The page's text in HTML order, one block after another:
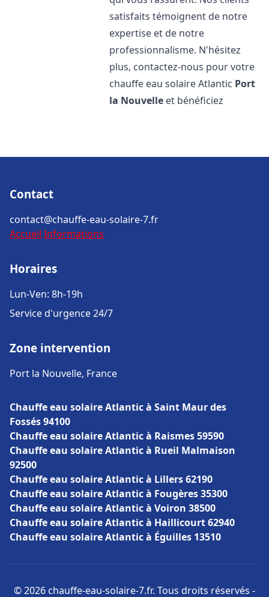
satisfaits témoignent de notre
expertise et de notre
professionnalisme. N'hésitez
plus, contactez-nous pour votre
chauffe eau solaire Atlantic Port
la Nouvelle et bénéficiez
Contact
contact@chauffe-eau-solaire-7.fr
Accueil Informations
Horaires
Lun-Ven: 8h-19h
Service d'urgence 24/7
Zone intervention
Port la Nouvelle, France
Chauffe eau solaire Atlantic à Saint Maur des
Fossés 94100
Chauffe eau solaire Atlantic à Raismes 59590
Chauffe eau solaire Atlantic à Rueil Malmaison
92500
Chauffe eau solaire Atlantic à Lillers 62190
Chauffe eau solaire Atlantic à Fougères 35300
Chauffe eau solaire Atlantic à Voiron 38500
Chauffe eau solaire Atlantic à Haillicourt 62940
Chauffe eau solaire Atlantic à Éguilles 13510
© 2026 chauffe-eau-solaire-7.fr. Tous droits réservés -